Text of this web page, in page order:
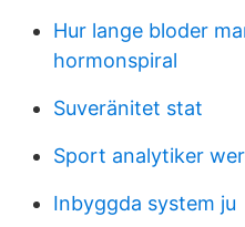
Hur lange bloder
hormonspiral
Suveränitet stat
Sport analytiker
Inbyggda system ju